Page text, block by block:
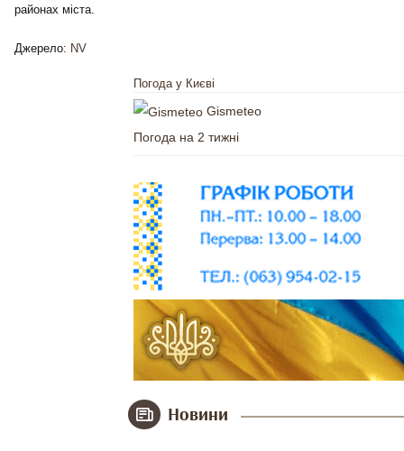
районах міста.
Джерело: NV
Погода у Києві
Gismeteo
Погода на 2 тижні
Новини